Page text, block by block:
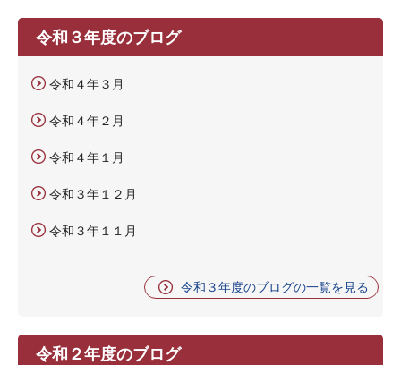
令和３年度のブログ
令和４年３月
令和４年２月
令和４年１月
令和３年１２月
令和３年１１月
令和３年度のブログの一覧を見る
令和２年度のブログ